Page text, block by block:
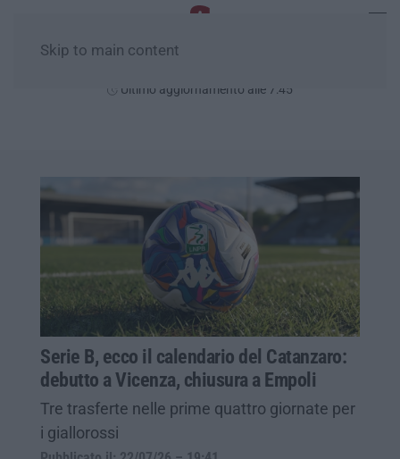
Skip to main content
Ultimo aggiornamento alle 7:45
Serie B, ecco il calendario del Catanzaro:
debutto a Vicenza, chiusura a Empoli
Tre trasferte nelle prime quattro giornate per
i giallorossi